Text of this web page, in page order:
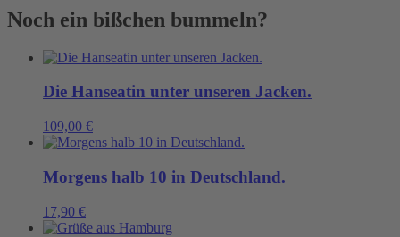
Hafenkante
Noch ein bißchen bummeln?
Die Hanseatin unter unseren Jacken.
109,00 €
Morgens halb 10 in Deutschland.
17,90 €